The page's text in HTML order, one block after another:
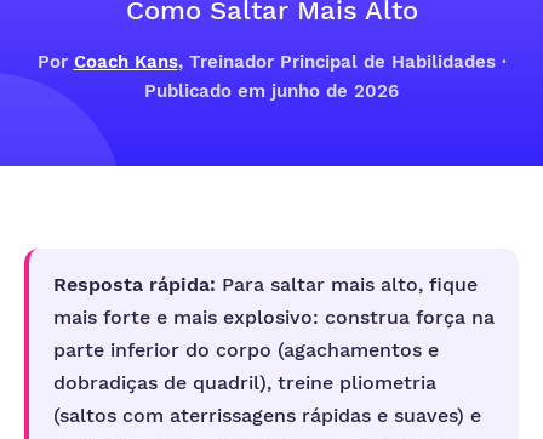
Como Saltar Mais Alto
Por Coach Kans, Treinador Principal de Habilidades ·
Publicado em junho de 2026
Resposta rápida: Para saltar mais alto, fique
mais forte e mais explosivo: construa força na
parte inferior do corpo (agachamentos e
dobradiças de quadril), treine pliometria
(saltos com aterrissagens rápidas e suaves) e